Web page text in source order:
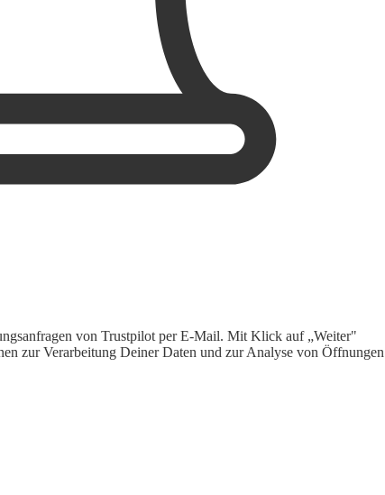
von Trustpilot per E-Mail. Mit Klick auf „Weiter"
zur Verarbeitung Deiner Daten und zur Analyse von Öffnungen